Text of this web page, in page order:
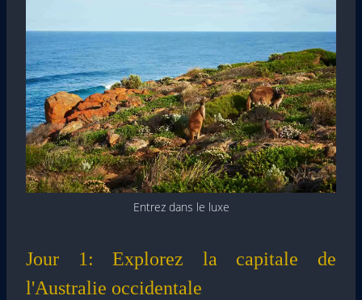
Entrez dans le luxe
Jour 1: Explorez la capitale de
l'Australie occidentale